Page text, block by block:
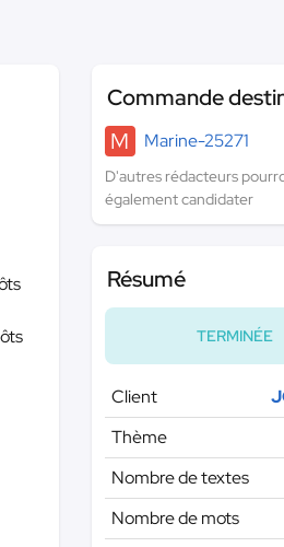
Commande
M
Marine-25271
D'autres rédacteurs
également candidater
Résumé
TERMINÉE
Client
Thème
Nombre de textes
Nombre de mots